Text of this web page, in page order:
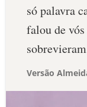
só palavra
falou de
Versão